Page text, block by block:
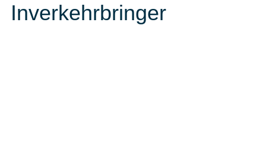
Inverkehrbringer